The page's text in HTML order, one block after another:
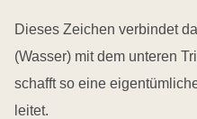
Dieses Zeichen verbindet
(Wasser) mit dem unteren
schafft so eine
leitet.